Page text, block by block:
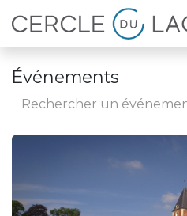
Se rendre au contenu
Événements